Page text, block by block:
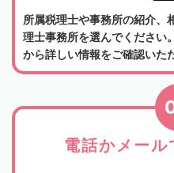
所属税理士や事務所の紹介、
理士事務所を選んでください
から詳しい情報をご確認いた
電話かメール